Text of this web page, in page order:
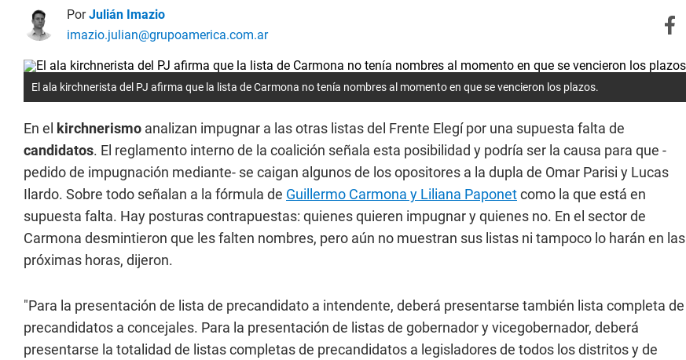
PorJulián Imazio
imazio.julian@grupoamerica.com.ar
El ala kirchnerista del PJ afirma que la lista de Carmona no tenía nombres al momento en que se vencieron los plazos.
En el kirchnerismo analizan impugnar a las otras listas del Frente Elegí por una supuesta falta de
candidatos. El reglamento interno de la coalición señala esta posibilidad y podría ser la causa para que -
pedido de impugnación mediante- se caigan algunos de los opositores a la dupla de Omar Parisi y Lucas
Ilardo. Sobre todo señalan a la fórmula de Guillermo Carmona y Liliana Paponetcomo la que está en
supuesta falta. Hay posturas contrapuestas: quienes quieren impugnar y quienes no. En el sector de
Carmona desmintieron que les falten nombres, pero aún no muestran sus listas ni tampoco lo harán en las
próximas horas, dijeron.
"Para la presentación de lista de precandidato a intendente, deberá presentarse también lista completa de
precandidatos a concejales. Para la presentación de listas de gobernador y vicegobernador, deberá
presentarse la totalidad de listas completas de precandidatos a legisladores de todos los distritos y de